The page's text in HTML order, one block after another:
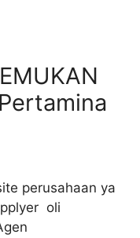
perusahaan ya
oli